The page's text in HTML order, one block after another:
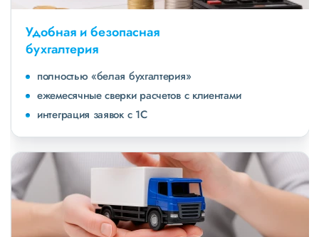
Удобная и безопасная
бухгалтерия
полностью «белая бухгалтерия»
ежемесячные сверки расчетов с клиентами
интеграция заявок с 1С